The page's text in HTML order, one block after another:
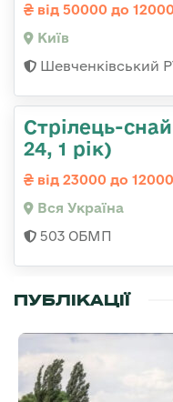
від 50000 до
Київ
Шевченківський
Стрілець-
24, 1 рік)
від 23000 до
Вся Україна
503 ОБМП
ПУБЛІКАЦІЇ